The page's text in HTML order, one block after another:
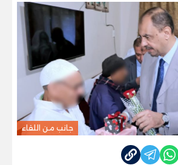
جانب من اللقاء